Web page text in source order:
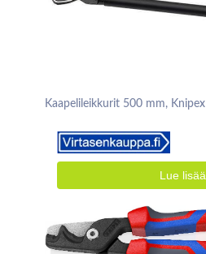
Kaapelileikkurit 500 mm, Knipex
Lue lisää